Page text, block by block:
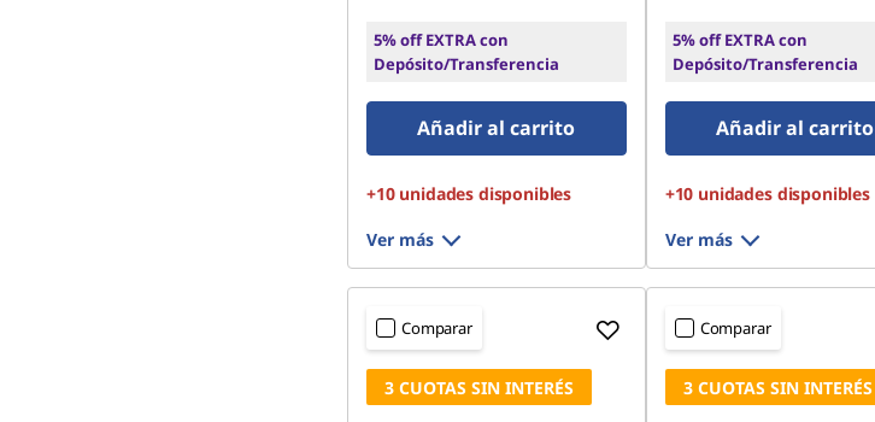
5% off EXTRA con
Depósito/Transferencia
Añadir al carrito
+10 unidades disponibles
Ver más
5% off EXTRA con
Depósito/Transferencia
Añadir al carrito
+10 unidades disponibles
Ver más
Comparar
3 CUOTAS SIN INTERÉS
Comparar
3 CUOTAS SIN INTERÉS